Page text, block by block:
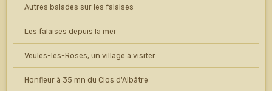
Autres balades sur les falaises
Les falaises depuis la mer
Veules-les-Roses, un village à visiter
Honfleur à 35 mn du Clos d'Albâtre